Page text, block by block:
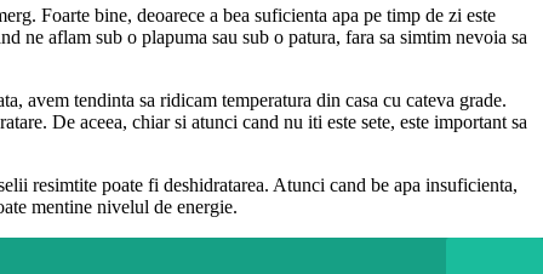
Foarte bine, deoarece a bea suficienta apa pe timp de zi este
ne aflam sub o plapuma sau sub o patura, fara sa simtim nevoia sa
avem tendinta sa ridicam temperatura din casa cu cateva grade.
De aceea, chiar si atunci cand nu iti este sete, este important sa
resimtite poate fi deshidratarea. Atunci cand be apa insuficienta,
mentine nivelul de energie.